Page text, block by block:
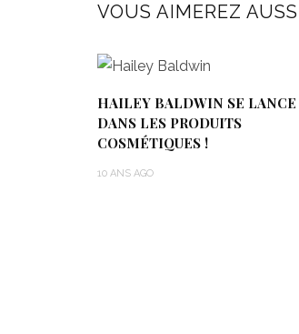
VOUS AIMEREZ
HAILEY BALDWIN SE LANCE
DANS LES PRODUITS
COSMÉTIQUES !
10 ANS AGO